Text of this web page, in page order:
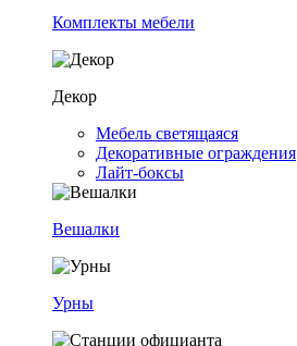
Комплекты мебели
Декор
Мебель светящаяся
Декоративные ограждения
Лайт-боксы
Вешалки
Урны